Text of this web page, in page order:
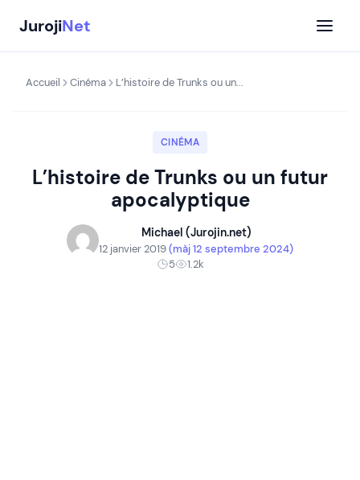
contenu
JurojiNet
Accueil Cinéma L’histoire de Trunks ou un...
CINÉMA
L’histoire de Trunks ou un futur
apocalyptique
Michael (Jurojin.net)
12 janvier 2019(màj 12 septembre 2024)
5
1.2k